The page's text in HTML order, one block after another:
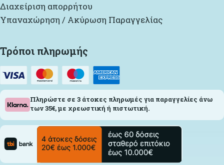
Διαχείριση απορρήτου
Υπαναχώρηση / Ακύρωση Παραγγελίας
Τρόποι πληρωμής
Πληρώστε σε 3 άτοκες πληρωμές για παραγγελίες άνω
των 35€, με χρεωστική ή πιστωτική.